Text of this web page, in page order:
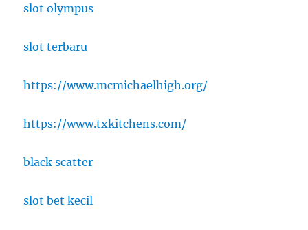
slot olympus
slot terbaru
https://www.mcmichaelhigh.org/
https://www.txkitchens.com/
black scatter
slot bet kecil